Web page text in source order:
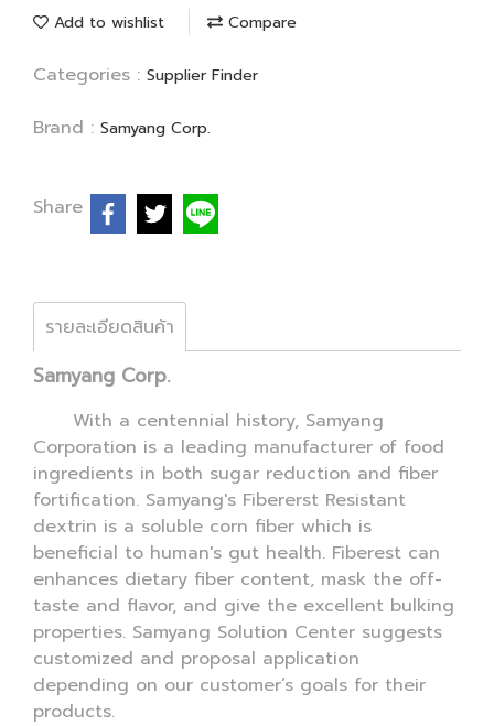
Add to wishlist Compare
Categories : Supplier Finder
Brand : Samyang Corp.
Share
รายละเอียดสินค้า
Samyang Corp.
With a centennial history, Samyang
Corporation is a leading manufacturer of food
ingredients in both sugar reduction and fiber
fortification. Samyang's Fibererst Resistant
dextrin is a soluble corn fiber which is
beneficial to human's gut health. Fiberest can
enhances dietary fiber content, mask the off-
taste and flavor, and give the excellent bulking
properties. Samyang Solution Center suggests
customized and proposal application
depending on our customer’s goals for their
products.